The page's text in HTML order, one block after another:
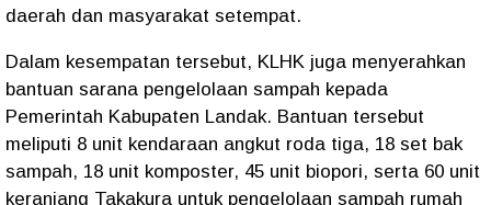
daerah dan masyarakat setempat.
Dalam kesempatan tersebut, KLHK juga menyerahkan
bantuan sarana pengelolaan sampah kepada
Pemerintah Kabupaten Landak. Bantuan tersebut
meliputi 8 unit kendaraan angkut roda tiga, 18 set bak
sampah, 18 unit komposter, 45 unit biopori, serta 60 unit
keranjang Takakura untuk pengelolaan sampah rumah